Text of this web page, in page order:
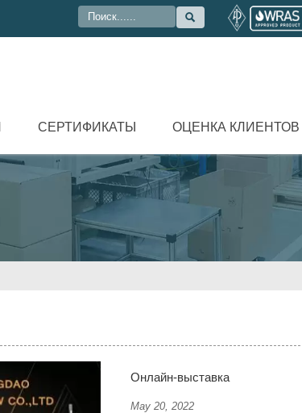

СЕРТИФИКАТЫ ОЦЕНКА КЛИЕНТОВ
Онлайн-выставка
May 20, 2022